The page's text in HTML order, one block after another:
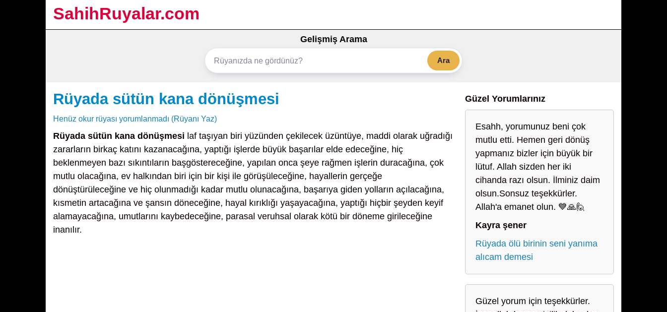
SahihRuyalar.com
Gelişmiş Arama
Ara
Rüyada sütün kana dönüşmesi
Henüz okur rüyası yorumlanmadı (Rüyanı Yaz)
Rüyada sütün kana dönüşmesi laf taşıyan biri yüzünden çekilecek üzüntüye, maddi olarak uğradığı
zararların birkaç katını kazanacağına, yaptığı işlerde büyük başarılar elde edeceğine, hiç
beklenmeyen bazı sıkıntıların başgöstereceğine, yapılan onca şeye rağmen işlerin duracağına, çok
mutlu olacağına, ev halkından biri için bir kişi ile görüşüleceğine, hayallerin gerçeğe
dönüştürüleceğine ve hiç olunmadığı kadar mutlu olunacağına, başarıya giden yolların açılacağına,
kısmetin artacağına ve şansın döneceğine, hayal kırıklığı yaşayacağına, yaptığı hiçbir şeyden keyif
alamayacağına, umutlarını kaybedeceğine, parasal veruhsal olarak kötü bir döneme girileceğine
inanılır.
Güzel Yorumlarınız
Esahh, yorumunuz beni çok
mutlu etti. Hemen geri dönüş
yapmanız bizler için büyük bir
lütuf. Allah sizden her iki
cihanda razı olsun. İlminiz daim
olsun.Sonsuz teşekkürler.
Allah'a emanet olun. 💙🙏🙋
Kayra şener
Rüyada ölü birinin seni yanıma
alıcam demesi
Güzel yorum için teşekkürler.